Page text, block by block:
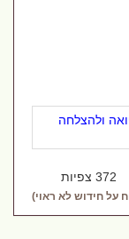
ולהצלחה
372 צפיות
על חידוש לא ראוי)